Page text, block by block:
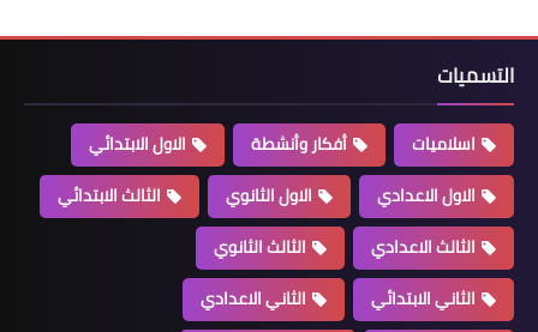
التسميات
اسلاميات أفكار وأنشطة
الاول الابتدائي
الاول الاعدادي
الاول الثانوي
الثالث الابتدائي
الثالث الاعدادي
الثالث الثانوي
الثاني الابتدائي
الثاني الاعدادي